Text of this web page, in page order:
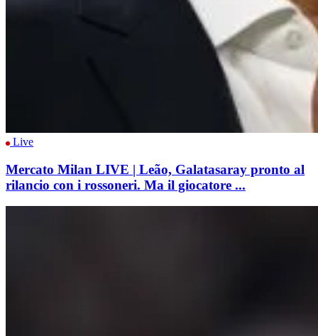
Live
Mercato Milan LIVE | Leão, Galatasaray pronto al
rilancio con i rossoneri. Ma il giocatore ...